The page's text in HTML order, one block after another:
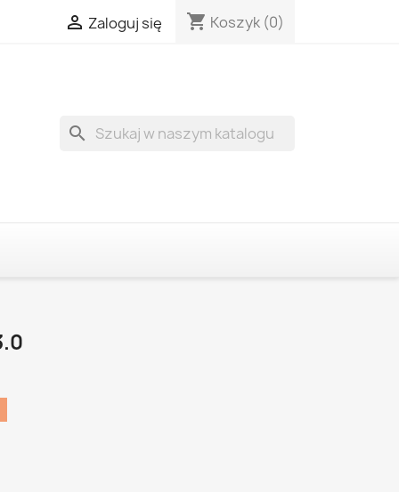
 Zaloguj się shopping_cart Koszyk (0)
search